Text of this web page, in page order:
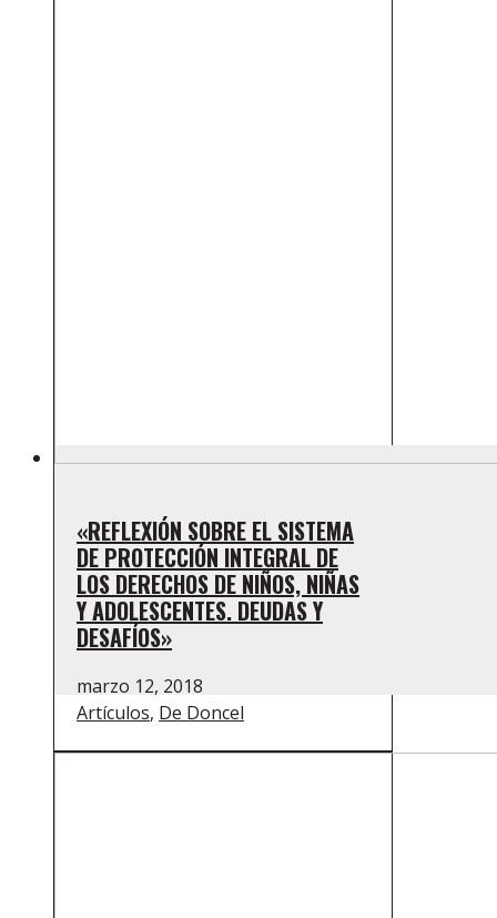
«REFLEXIÓN SOBRE EL SISTEMA
DE PROTECCIÓN INTEGRAL DE
LOS DERECHOS DE NIÑOS, NIÑAS
Y ADOLESCENTES. DEUDAS Y
DESAFÍOS»
marzo 12, 2018
Artículos, De Doncel